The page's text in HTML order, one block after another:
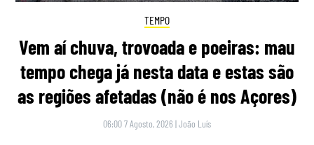
TEMPO
Vem aí chuva, trovoada e poeiras: mau
tempo chega já nesta data e estas são
as regiões afetadas (não é nos Açores)
06:00 7 Agosto, 2026 |João Luís